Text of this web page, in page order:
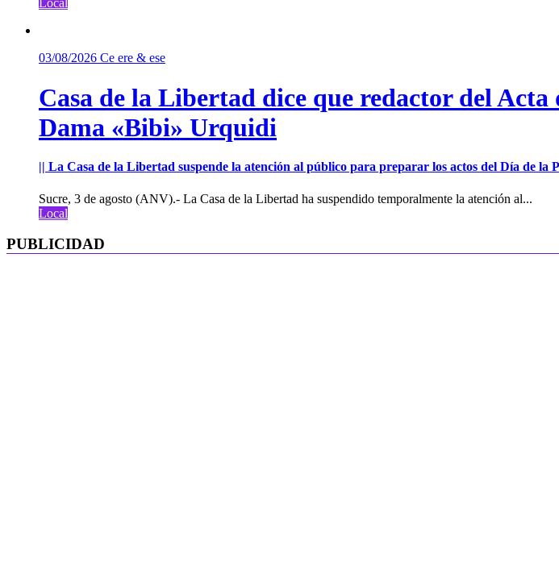
Local
03/08/2026 Ce ere & ese
Casa de la Libertad dice que redactor del Acta
Dama «Bibi» Urquidi
|| La Casa de la Libertad suspende la atención al público para preparar los actos del Día de la
Sucre, 3 de agosto (ANV).- La Casa de la Libertad ha suspendido temporalmente la atención al...
Local
PUBLICIDAD